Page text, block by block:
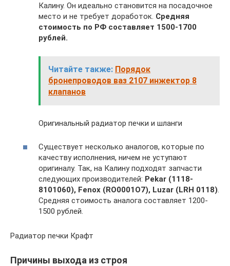
Калину. Он идеально становится на посадочное
место и не требует доработок. Средняя
стоимость по РФ составляет 1500-1700
рублей.
Читайте также: Порядок
бронепроводов ваз 2107 инжектор 8
клапанов
Оригинальный радиатор печки и шланги
Существует несколько аналогов, которые по
качеству исполнения, ничем не уступают
оригиналу. Так, на Калину подходят запчасти
следующих производителей: Pekar (1118-
8101060), Fenox (RO0001O7), Luzar (LRH 0118)
Средняя стоимость аналога составляет 1200-
1500 рублей.
Радиатор печки Крафт
Причины выхода из строя